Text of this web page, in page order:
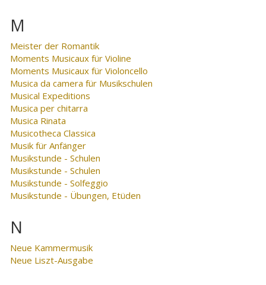
M
Meister der Romantik
Moments Musicaux für Violine
Moments Musicaux für Violoncello
Musica da camera für Musikschulen
Musical Expeditions
Musica per chitarra
Musica Rinata
Musicotheca Classica
Musik für Anfänger
Musikstunde - Schulen
Musikstunde - Schulen
Musikstunde - Solfeggio
Musikstunde - Übungen, Etüden
N
Neue Kammermusik
Neue Liszt-Ausgabe